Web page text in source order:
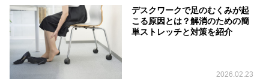
デスクワークで足のむくみが起
こる原因とは？解消のための簡
単ストレッチと対策を紹介
2026.02.23